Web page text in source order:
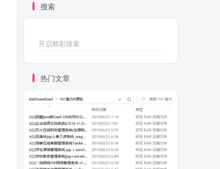
搜索
开启精彩搜索
热门文章